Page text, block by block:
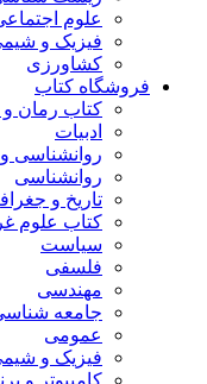
علوم
فیزیک و
کشاورزی
فروشگاه کتاب
کتاب رمان و
ادبیات
روانشناسی
روانشناسی
تاریخ و
کتاب علوم
سیاست
فلسفی
مهندسی
جامعه
عمومی
فیزیک و
کامپیوتر و